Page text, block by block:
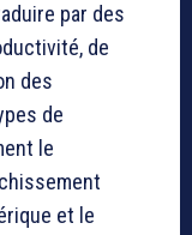
par des
de
des
de
le
et le